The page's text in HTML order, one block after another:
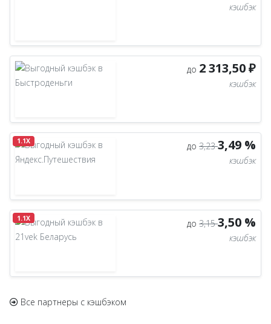
кэшбэк
до 2 313,50 ₽
кэшбэк
1.1X до 3,233,49 %
кэшбэк
1.1X до 3,153,50 %
кэшбэк
Все партнеры с кэшбэком